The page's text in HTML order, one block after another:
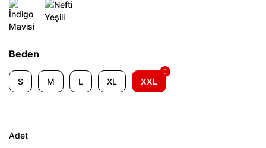
Beden
S M L XL XXL
Adet